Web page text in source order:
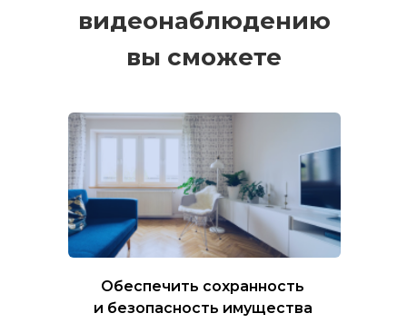
видеонаблюдению
вы сможете
Обеспечить сохранность
и безопасность имущества